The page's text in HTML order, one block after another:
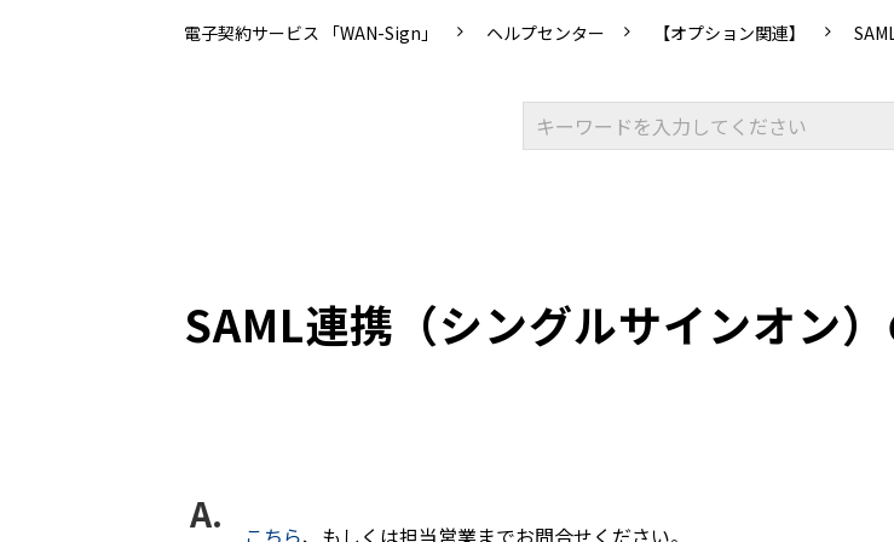
電子契約サービス 「WAN-Sign」 ヘルプセンター 【オプション関連】
SAML連携（シングルサインオン
こちら、もしくは担当営業までお問合せください。